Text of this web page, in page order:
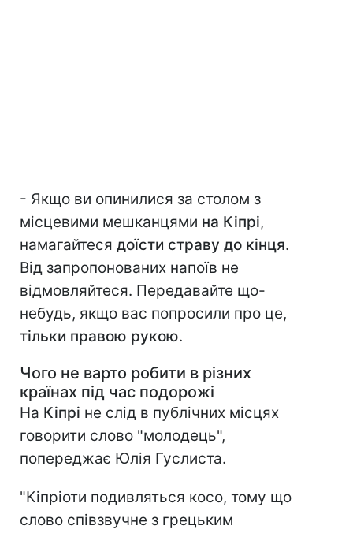
- Якщо ви опинилися за столом з
місцевими мешканцями на Кіпрі,
намагайтеся доїсти страву до кінця.
Від запропонованих напоїв не
відмовляйтеся. Передавайте що-
небудь, якщо вас попросили про це,
тільки правою рукою.
Чого не варто робити в різних
країнах під час подорожі
На Кіпрі не слід в публічних місцях
говорити слово "молодець",
попереджає Юлія Гуслиста.
"Кіпріоти подивляться косо, тому що
слово співзвучне з грецьким